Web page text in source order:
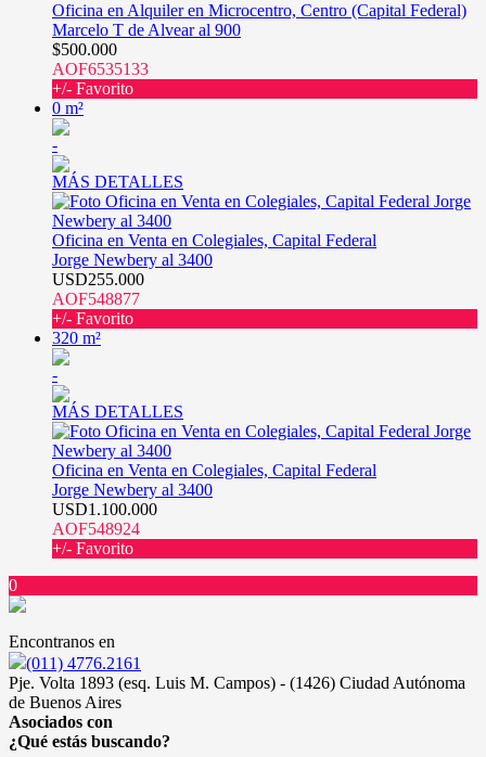
Oficina en Alquiler en Microcentro, Centro (Capital Federal)
Marcelo T de Alvear al 900
$500.000
AOF6535133
+/- Favorito
0 m²
-
MÁS DETALLES
Oficina en Venta en Colegiales, Capital Federal
Jorge Newbery al 3400
USD255.000
AOF548877
+/- Favorito
320 m²
-
MÁS DETALLES
Oficina en Venta en Colegiales, Capital Federal
Jorge Newbery al 3400
USD1.100.000
AOF548924
+/- Favorito
0
Encontranos en
(011) 4776.2161
Pje. Volta 1893 (esq. Luis M. Campos) - (1426) Ciudad Autónoma
de Buenos Aires
Asociados con
¿Qué estás buscando?